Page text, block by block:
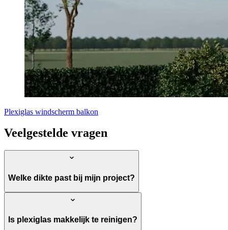
Plexiglas windscherm balkon
Veelgestelde vragen
Welke dikte past bij mijn project?
Is plexiglas makkelijk te reinigen?